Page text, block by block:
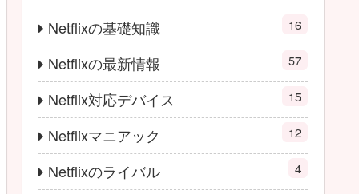
Netflixの基礎知識 16
Netflixの最新情報 57
Netflix対応デバイス 15
Netflixマニアック 12
Netflixのライバル 4